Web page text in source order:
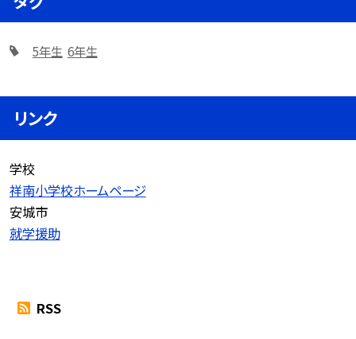
5年生 6年生
リンク
学校
祥南小学校ホームページ
安城市
就学援助
RSS